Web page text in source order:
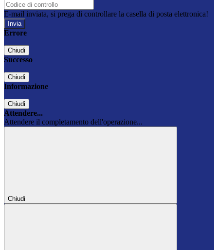
E-mail inviata, si prega di controllare la casella di posta elettronica!
Errore
Chiudi
Successo
Chiudi
Informazione
Chiudi
Attendere...
Attendere il completamento dell'operazione...
Chiudi